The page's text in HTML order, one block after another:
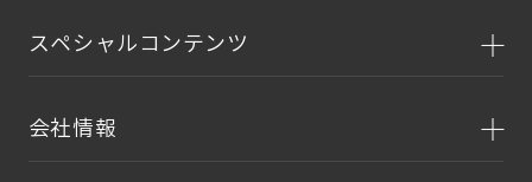
スペシャルコンテンツ
会社情報